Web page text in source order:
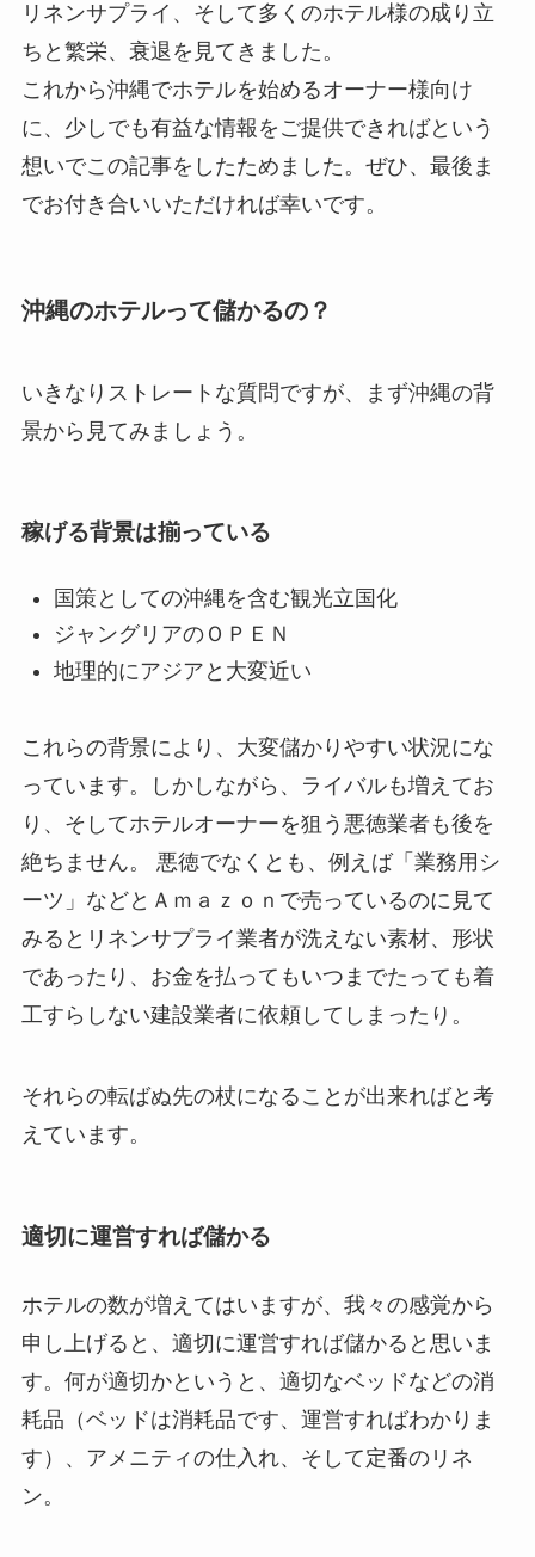
リネンサプライ、そして多くのホテル様の成り立
ちと繁栄、衰退を見てきました。
これから沖縄でホテルを始めるオーナー様向け
に、少しでも有益な情報をご提供できればという
想いでこの記事をしたためました。ぜひ、最後ま
でお付き合いいただければ幸いです。
沖縄のホテルって儲かるの？
いきなりストレートな質問ですが、まず沖縄の背
景から見てみましょう。
稼げる背景は揃っている
国策としての沖縄を含む観光立国化
ジャングリアのＯＰＥＮ
地理的にアジアと大変近い
これらの背景により、大変儲かりやすい状況にな
っています。しかしながら、ライバルも増えてお
り、そしてホテルオーナーを狙う悪徳業者も後を
絶ちません。 悪徳でなくとも、例えば「業務用シ
ーツ」などとＡｍａｚｏｎで売っているのに見て
みるとリネンサプライ業者が洗えない素材、形状
であったり、お金を払ってもいつまでたっても着
工すらしない建設業者に依頼してしまったり。
それらの転ばぬ先の杖になることが出来ればと考
えています。
適切に運営すれば儲かる
ホテルの数が増えてはいますが、我々の感覚から
申し上げると、適切に運営すれば儲かると思いま
す。何が適切かというと、適切なベッドなどの消
耗品（ベッドは消耗品です、運営すればわかりま
す）、アメニティの仕入れ、そして定番のリネ
ン。